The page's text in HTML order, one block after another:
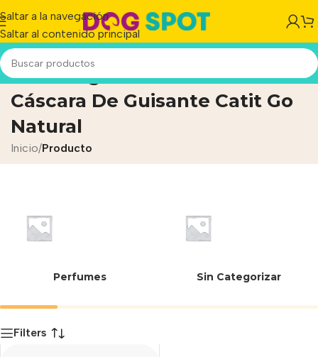
Saltar a la navegación
Saltar al contenido principal
Arena Aglomerante De
Cáscara De Guisante Catit Go
Natural
Inicio/Producto
Perfumes Sin Categorizar
Filters